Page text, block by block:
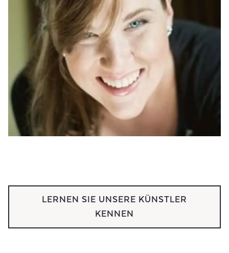
LERNEN SIE UNSERE KÜNSTLER
KENNEN